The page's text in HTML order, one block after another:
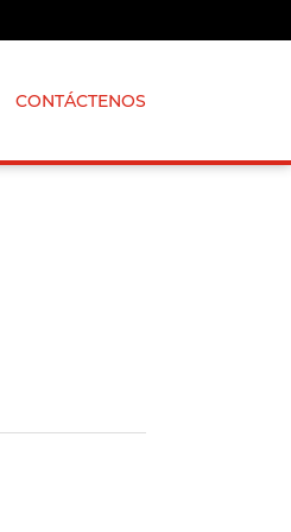
CONTÁCTENOS